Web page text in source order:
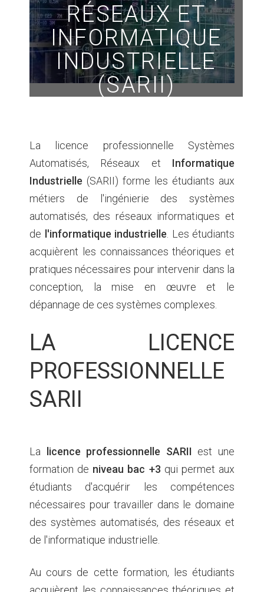
RÉSEAUX ET
INFORMATIQUE
INDUSTRIELLE
(SARII)
La licence professionnelle Systèmes
Automatisés, Réseaux et Informatique
Industrielle (SARII) forme les étudiants aux
métiers de l'ingénierie des systèmes
automatisés, des réseaux informatiques et
de l'informatique industrielle . Les étudiants
acquièrent les connaissances théoriques et
pratiques nécessaires pour intervenir dans la
conception, la mise en œuvre et le
dépannage de ces systèmes complexes.
LA LICENCE
PROFESSIONNELLE
SARII
La licence professionnelle SARII est une
formation de niveau bac +3 qui permet aux
étudiants d'acquérir les compétences
nécessaires pour travailler dans le domaine
des systèmes automatisés, des réseaux et
de l'informatique industrielle.
Au cours de cette formation, les étudiants